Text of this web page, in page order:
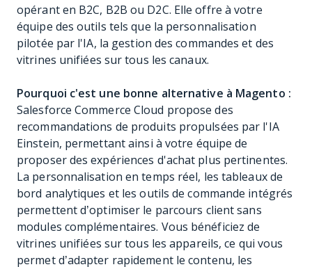
opérant en B2C, B2B ou D2C. Elle offre à votre
équipe des outils tels que la personnalisation
pilotée par l'IA, la gestion des commandes et des
vitrines unifiées sur tous les canaux.
Pourquoi c'est une bonne alternative à Magento :
Salesforce Commerce Cloud propose des
recommandations de produits propulsées par l'IA
Einstein, permettant ainsi à votre équipe de
proposer des expériences d'achat plus pertinentes.
La personnalisation en temps réel, les tableaux de
bord analytiques et les outils de commande intégrés
permettent d’optimiser le parcours client sans
modules complémentaires. Vous bénéficiez de
vitrines unifiées sur tous les appareils, ce qui vous
permet d’adapter rapidement le contenu, les